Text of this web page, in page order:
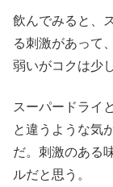
飲んでみると、
る刺激があって
弱いがコクは少
スーパードライ
と違うような気
だ。刺激のある
ルだと思う。